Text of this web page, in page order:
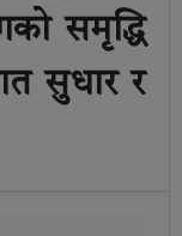
समृद्धि
सुधार र